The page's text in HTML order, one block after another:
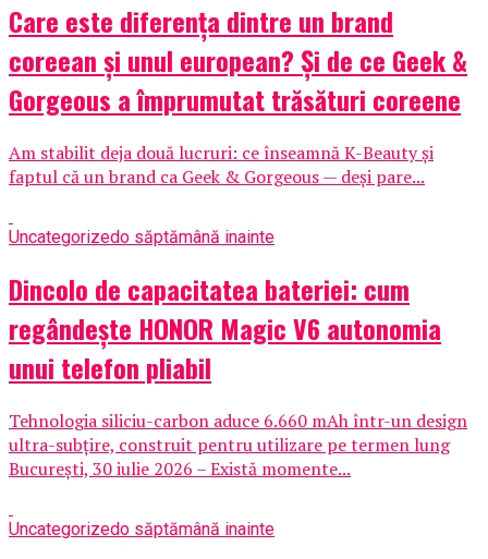
Care este diferența dintre un brand
coreean și unul european? Și de ce Geek &
Gorgeous a împrumutat trăsături coreene
Am stabilit deja două lucruri: ce înseamnă K-Beauty și
faptul că un brand ca Geek & Gorgeous — deși pare...
Uncategorizedo săptămână inainte
Dincolo de capacitatea bateriei: cum
regândește HONOR Magic V6 autonomia
unui telefon pliabil
Tehnologia siliciu-carbon aduce 6.660 mAh într-un design
ultra-subțire, construit pentru utilizare pe termen lung
București, 30 iulie 2026 – Există momente...
Uncategorizedo săptămână inainte